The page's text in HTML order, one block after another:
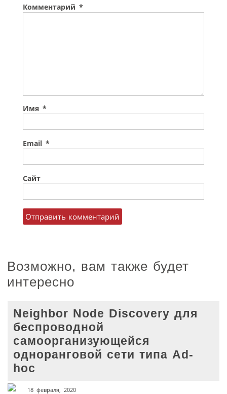
Комментарий *
Имя *
Email *
Сайт
Возможно, вам также будет
интересно
Neighbor Node Discovery для
беспроводной
самоорганизующейся
одноранговой сети типа Ad-
hoc
18 февраля, 2020